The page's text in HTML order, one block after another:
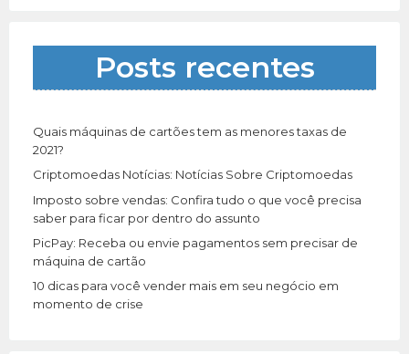
a
r
:
Posts recentes
Quais máquinas de cartões tem as menores taxas de
2021?
Criptomoedas Notícias: Notícias Sobre Criptomoedas
Imposto sobre vendas: Confira tudo o que você precisa
saber para ficar por dentro do assunto
PicPay: Receba ou envie pagamentos sem precisar de
máquina de cartão
10 dicas para você vender mais em seu negócio em
momento de crise